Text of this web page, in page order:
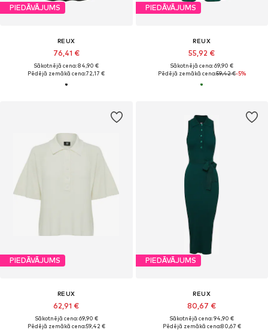
PIEDĀVĀJUMS
REUX
76,41 €
Sākotnējā cena: 84,90 €
Pēdējā zemākā cena:72,17 €
PIEDĀVĀJUMS
REUX
55,92 €
Sākotnējā cena: 69,90 €
Pēdējā zemākā cena:59,42 €-5%
PIEDĀVĀJUMS
REUX
62,91 €
Sākotnējā cena: 69,90 €
Pēdējā zemākā cena:59,42 €
PIEDĀVĀJUMS
REUX
80,67 €
Sākotnējā cena: 94,90 €
Pēdējā zemākā cena:80,67 €